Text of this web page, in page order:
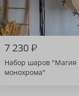
7 230₽
Набор шаров "Магия
монохрома"